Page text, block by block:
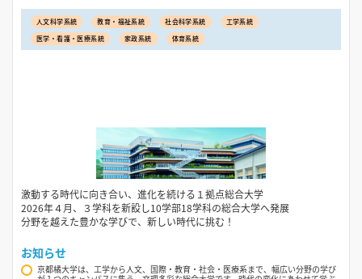
人文科学系統 教育・福祉系統 社会科学系統
工学系統
医学・看護・医療系統
家政系統 体育系統
激動する時代に向き合い、進化を続ける１拠点総合大学
2026年４月、３学科を新設し10学部18学科の総合大学へ発展
分野を越えた豊かな学びで、新しい時代に挑む！
お知らせ
京都橘大学は、工学から人文、国際・教育・社会・医療系まで、幅広い分野の学び